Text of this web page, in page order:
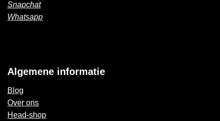
Snapchat
Whatsapp
Algemene informatie
Blog
Over ons
Head-shop